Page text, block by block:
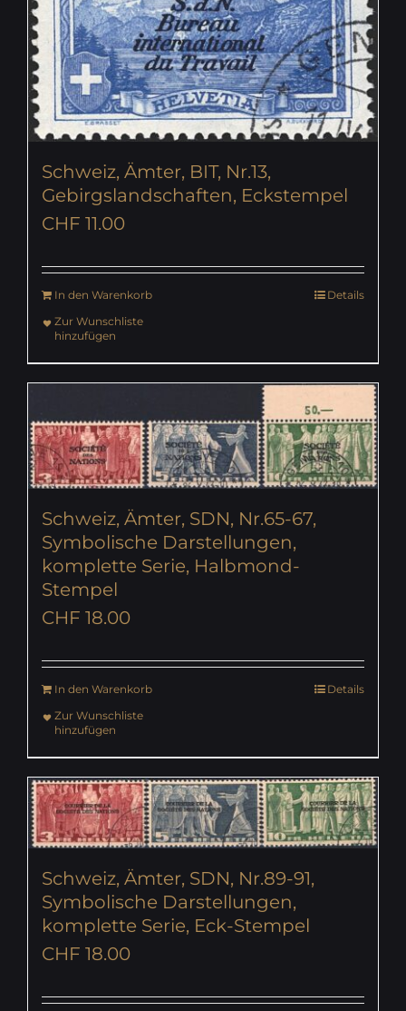
Schweiz, Ämter, BIT, Nr.13,
Gebirgslandschaften, Eckstempel
CHF 11.00
In den Warenkorb
Details
Zur Wunschliste
hinzufügen
Schweiz, Ämter, SDN, Nr.65-67,
Symbolische Darstellungen,
komplette Serie, Halbmond-
Stempel
CHF 18.00
In den Warenkorb
Details
Zur Wunschliste
hinzufügen
Schweiz, Ämter, SDN, Nr.89-91,
Symbolische Darstellungen,
komplette Serie, Eck-Stempel
CHF 18.00